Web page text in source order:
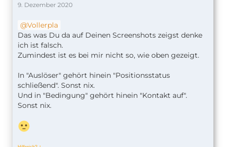
9. Dezember 2020
Vollerpla
Das was Du da auf Deinen Screenshots zeigst denke
ich ist falsch.
Zumindest ist es bei mir nicht so, wie oben gezeigt.
In "Auslöser" gehört hinein "Positionsstatus
schließend". Sonst nix.
Und in "Bedingung" gehört hinein "Kontakt auf".
Sonst nix.